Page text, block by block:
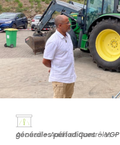
Accueil–Audit et Contrôles–
Les Vérifications générales périodiques – VGP